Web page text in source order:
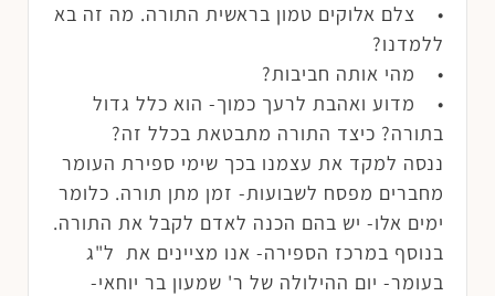
• צלם אלוקים טמון בראשית התורה. מה זה בא
ללמדנו?
• מהי אותה חביבות?
• מדוע ואהבת לרעך כמוך- הוא כלל גדול
בתורה? כיצד התורה מתבטאת בכלל זה?
ננסה למקד את עצמנו בכך שימי ספירת העומר
מחברים מפסח לשבועות- זמן מתן תורה. כלומר
ימים אלו- יש בהם הכנה לאדם לקבל את התורה.
בנוסף במרכז הספירה- אנו מציינים את ל"ג
בעומר- יום ההילולה של ר' שמעון בר יוחאי-